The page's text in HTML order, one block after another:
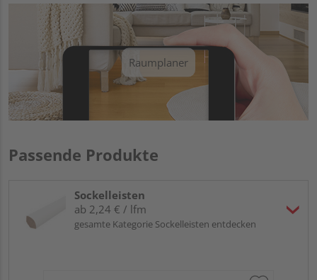
Raumplaner
Passende Produkte
Sockelleisten
ab 2,24 € / lfm
gesamte Kategorie Sockelleisten entdecken